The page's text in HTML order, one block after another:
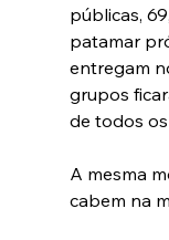
públicas,
patamar
entregam
grupos
de todos
A mesma
cabem na